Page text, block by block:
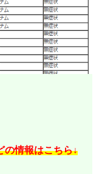
の情報はこちら↓